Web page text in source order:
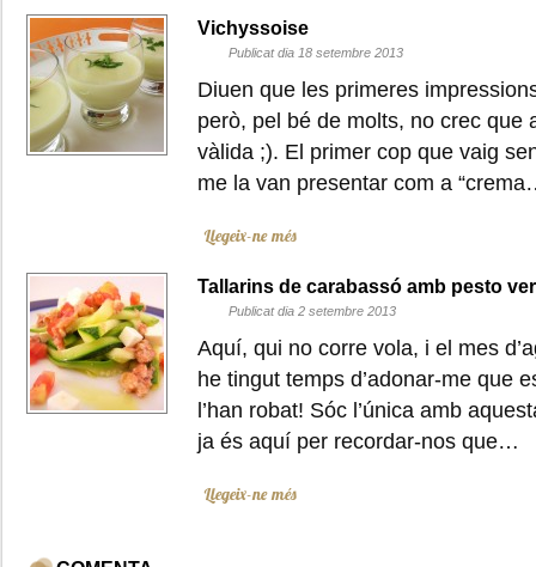
Vichyssoise
Publicat dia 18 setembre 2013
Diuen que les primeres
però, pel bé de molts, no crec que
vàlida ;). El primer cop que vaig
me la van presentar com a
Llegeix-ne més
Tallarins de carabassó amb pesto
Publicat dia 2 setembre 2013
Aquí, qui no corre vola, i el mes
he tingut temps d’adonar-me que
l’han robat! Sóc l’única amb
ja és aquí per recordar-nos que…
Llegeix-ne més